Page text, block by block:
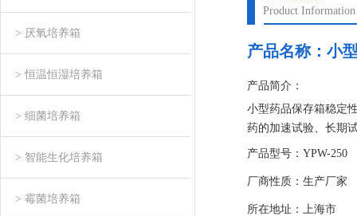
Product Information
产品名称： 小
产品简介：
小型药品保存箱稳定
药的加速试验、长期
产品型号：YPW-250
厂商性质：生产厂家
所在地址：上海市
> 厌氧培养箱
> 恒温恒湿培养箱
> 细菌培养箱
> 智能生化培养箱
> 霉菌培养箱